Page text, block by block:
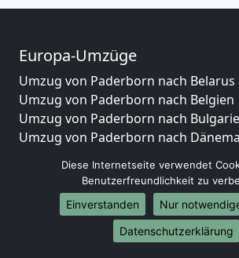
Europa-Umzüge
Umzug von Paderborn nach Belarus
Umzug von Paderborn nach Belgien
Umzug von Paderborn nach
Umzug von Paderborn nach
Umzug von Paderborn nach
Umzug von Paderborn nach Bosnien
und Herzegowina
Umzug von Paderborn nach Irland
Diese Internetseite verwendet
Benutzerfreundlichkeit zu
Einverstanden
Nur
Datenschutzerklärung